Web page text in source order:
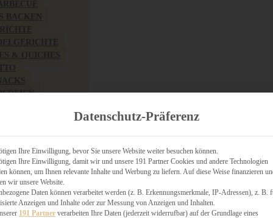
CHUTNEYS
Datenschutz-Präferenz
Ihre Einwilligung, bevor Sie unsere Website weiter besuchen können.
Ihre Einwilligung, damit wir und unsere 191 Partner Cookies und andere Technologien
können, um Ihnen relevante Inhalte und Werbung zu liefern. Auf diese Weise finanzieren
wir unsere Website.
Daten können verarbeitet werden (z. B. Erkennungsmerkmale, IP-Adressen), z. B.
Anzeigen und Inhalte oder zur Messung von Anzeigen und Inhalten.
191 Partner verarbeiten Ihre Daten (jederzeit widerrufbar) auf der Grundlage eines